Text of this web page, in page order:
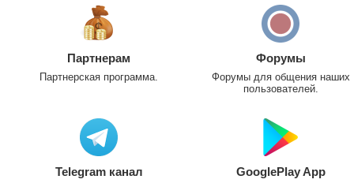
Партнерам
Партнерская программа.
Форумы
Форумы для общения наших
пользователей.
Telegram канал GooglePlay App